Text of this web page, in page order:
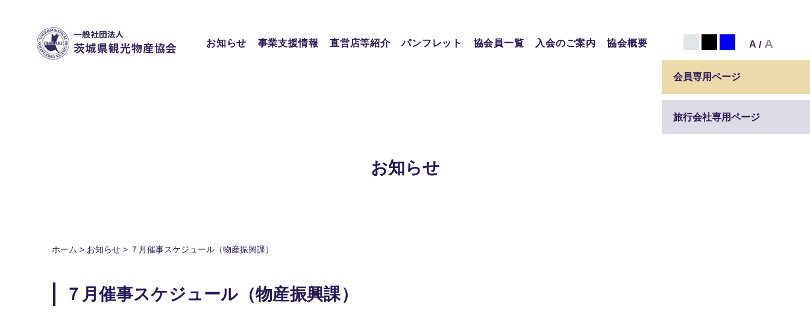
content
お知らせ
事業支援情報 直営店等紹介 パンフレット 協会員一覧 入会のご案内 協会概要 A / A
お知らせ
ホーム > お知らせ > ７月催事スケジュール（物産振興課）
７月催事スケジュール（物産振興課）
会員専用ページ
旅行会社専用ページ